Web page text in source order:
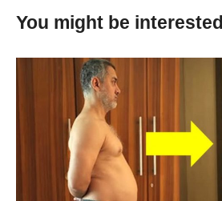
Ο Δρ. Άλεξ Τέιλορ εκπαιδεύει
συγκεκριμένο κοράκι. Έβαλε
παζλ στον «007» που αποτελείτο
στάδια που θα έπρεπε το κοράκι
συγκεκριμένη σειρά, ώστε να
που ήταν μία λιχουδιά. Ο 007
πολύ δύσκολη αποστολή, ενώ το
You might be